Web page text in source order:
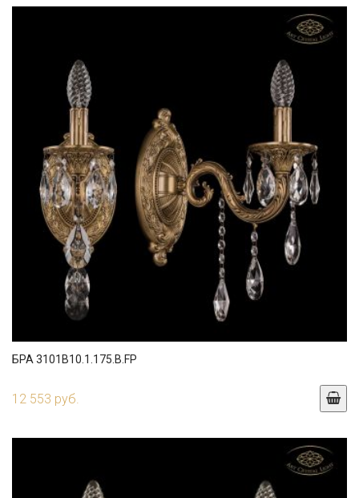
БРА 3101B10.1.175.B.FP
12 553 руб.